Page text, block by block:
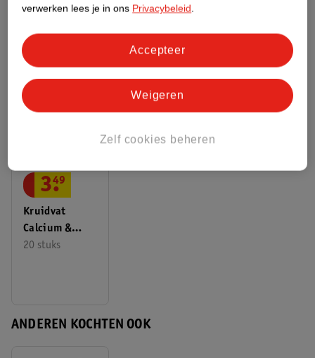
MeerKruidvat Alle Magnesium
ANDEREN KOCHTEN OOK
Kruidvat
Calcium &
Magnesium
20 stuks
3.
49
ANDEREN KOCHTEN OOK
verwerken lees je in ons Privacybeleid.
Zelf cookies beheren
Weigeren
Accepteer